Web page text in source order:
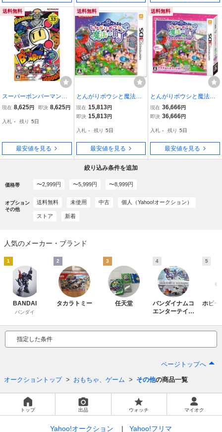
送料無料
スーパーボンバーマンR -
Switch
現在 8,625円 即決 8,625円
入札 - 残り 5日
最安値を見る
送料無料
とんがりボウシと魔法の
町 - 3DS
現在 15,813円
即決 15,813円
入札 - 残り 5日
最安値を見る
送料無料
とんがりボウシと魔法の
町 スペシャルパック - 3D
S
現在 36,666円
即決 36,666円
入札 - 残り 5日
最安値を見る
絞り込み条件を追加
価格帯 〜2,999円 〜5,999円 〜8,999円
オプション
その他
送料無料 未使用 中古 個人（Yahoo!オークション）
ストア 新着
人気のメーカー・ブランド
1
BANDAI
バンダイ
2
タカラトミー
3
任天堂
4
バンダイナムコ
エンターテイン
5
ホビー
指定した条件
ページトップへ
オークショントップ おもちゃ、ゲーム その他の商品一覧
トップ 出品 ウォッチ マイオク
Yahoo!オークション Yahoo!フリマ